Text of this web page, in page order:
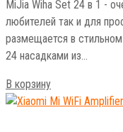
MiJia Wiha Set 24 в 1 -
любителей так и для
размещается в
24 насадками из…
В корзину